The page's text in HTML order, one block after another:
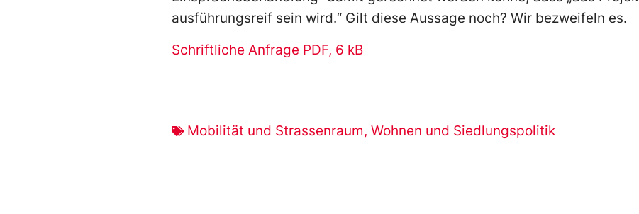
ausführungsreif sein wird.“ Gilt diese Aussage noch? Wir bezweifeln es.
Schriftliche Anfrage PDF, 6 kB
Mobilität und Strassenraum, Wohnen und Siedlungspolitik